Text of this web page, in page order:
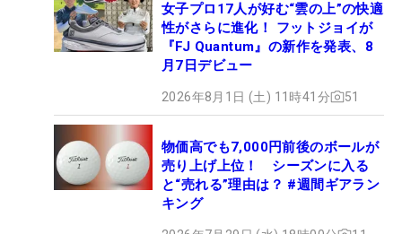
女子プロ17人が好む“雲の上”の快適
性がさらに進化！ フットジョイが
『FJ Quantum』の新作を発表、8
月7日デビュー
2026年8月1日 (土) 11時41分 51
物価高でも7,000円前後のボールが
売り上げ上位！ シーズンに入る
と“売れる”理由は？ #週間ギアラン
キング